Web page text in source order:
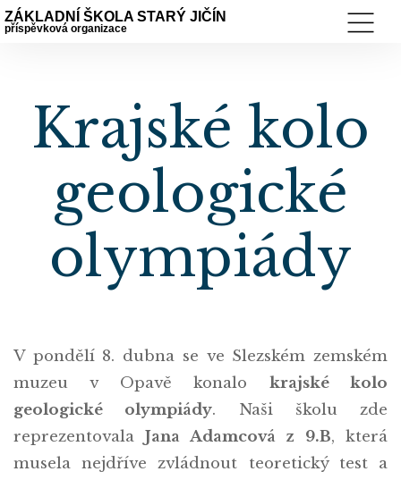
ZÁKLADNÍ ŠKOLA STARÝ JIČÍN
příspěvková organizace
Krajské kolo
geologické
olympiády
V pondělí 8. dubna se ve Slezském zemském
muzeu v Opavě konalo krajské kolo
geologické olympiády. Naši školu zde
reprezentovalaJana Adamcová z 9.B, která
musela nejdříve zvládnout teoretický test a